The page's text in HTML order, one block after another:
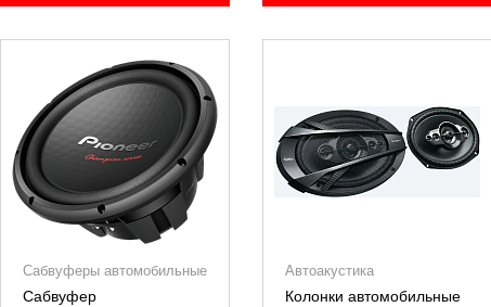
Сабвуферы автомобильные
Сабвуфер
Автоакустика
Колонки автомобильные